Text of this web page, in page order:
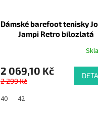
Dámské barefoot tenisky
Jampi Retro bílozlatá
2 069,10 Kč
2 299 Kč
40 42